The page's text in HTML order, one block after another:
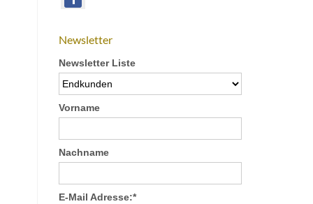
Newsletter
Newsletter Liste
Vorname
Nachname
E-Mail Adresse:*